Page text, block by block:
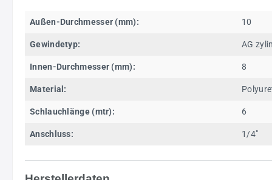
Außen-Durchmesser (mm): 10
Gewindetyp: AG
Innen-Durchmesser (mm): 8
Material:
Schlauchlänge (mtr): 6
Anschluss: 1/4"